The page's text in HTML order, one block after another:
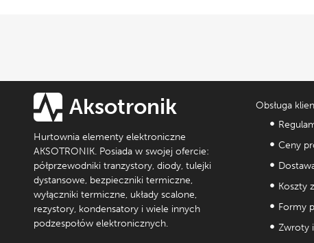
Aksotronik
Hurtownia elementy elektroniczne
AKSOTRONIK. Posiada w swojej ofercie:
półprzewodniki tranzystory, diody, tulejki
dystansowe, bezpieczniki termiczne,
wyłączniki termiczne, układy scalone,
rezystory, kondensatory i wiele innych
podzespołów elektronicznych.
Obsługa
Ceny
Koszty
Formy
Zwroty